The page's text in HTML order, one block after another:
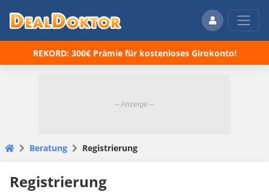
REKORD: 300€ Prämie für kostenloses Girokonto!
Beratung Registrierung
Registrierung